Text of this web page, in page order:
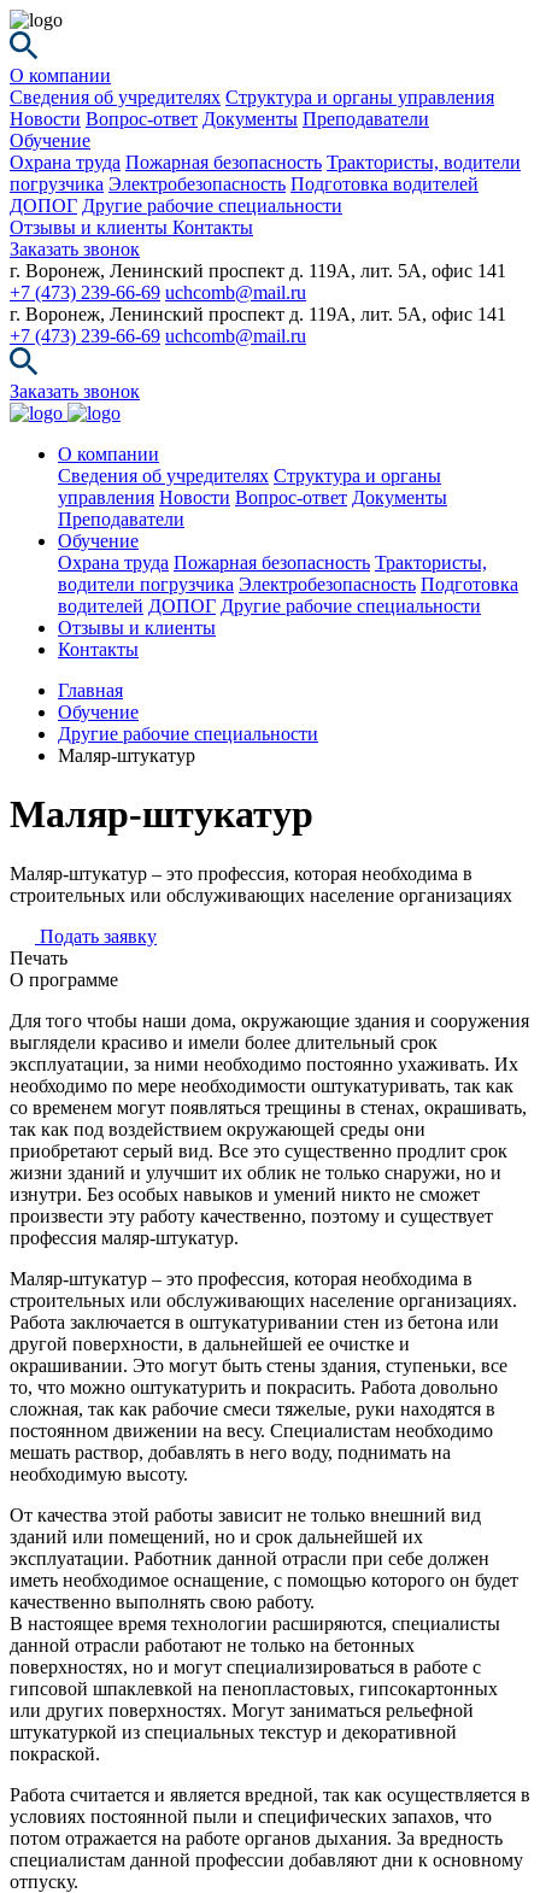
О компании
Сведения об учредителях Структура и органы управления
Новости Вопрос-ответ Документы Преподаватели
Обучение
Охрана труда Пожарная безопасность Трактористы, водители
погрузчика Электробезопасность Подготовка водителей
ДОПОГ Другие рабочие специальности
Отзывы и клиенты Контакты
Заказать звонок
г. Воронеж, Ленинский проспект д. 119А, лит. 5А, офис 141
+7 (473) 239-66-69 uchcomb@mail.ru
г. Воронеж, Ленинский проспект д. 119А, лит. 5А, офис 141
+7 (473) 239-66-69 uchcomb@mail.ru
Заказать звонок
О компании
Сведения об учредителях Структура и органы
управления Новости Вопрос-ответ Документы
Преподаватели
Обучение
Охрана труда Пожарная безопасность Трактористы,
водители погрузчика Электробезопасность Подготовка
водителей ДОПОГ Другие рабочие специальности
Отзывы и клиенты
Контакты
Главная
Обучение
Другие рабочие специальности
Маляр-штукатур
Маляр-штукатур
Маляр-штукатур – это профессия, которая необходима в
строительных или обслуживающих население организациях
Подать заявку
Печать
О программе
Для того чтобы наши дома, окружающие здания и сооружения
выглядели красиво и имели более длительный срок
эксплуатации, за ними необходимо постоянно ухаживать. Их
необходимо по мере необходимости оштукатуривать, так как
со временем могут появляться трещины в стенах, окрашивать,
так как под воздействием окружающей среды они
приобретают серый вид. Все это существенно продлит срок
жизни зданий и улучшит их облик не только снаружи, но и
изнутри. Без особых навыков и умений никто не сможет
произвести эту работу качественно, поэтому и существует
профессия маляр-штукатур.
Маляр-штукатур – это профессия, которая необходима в
строительных или обслуживающих население организациях.
Работа заключается в оштукатуривании стен из бетона или
другой поверхности, в дальнейшей ее очистке и
окрашивании. Это могут быть стены здания, ступеньки, все
то, что можно оштукатурить и покрасить. Работа довольно
сложная, так как рабочие смеси тяжелые, руки находятся в
постоянном движении на весу. Специалистам необходимо
мешать раствор, добавлять в него воду, поднимать на
необходимую высоту.
От качества этой работы зависит не только внешний вид
зданий или помещений, но и срок дальнейшей их
эксплуатации. Работник данной отрасли при себе должен
иметь необходимое оснащение, с помощью которого он будет
качественно выполнять свою работу.
В настоящее время технологии расширяются, специалисты
данной отрасли работают не только на бетонных
поверхностях, но и могут специализироваться в работе с
гипсовой шпаклевкой на пенопластовых, гипсокартонных
или других поверхностях. Могут заниматься рельефной
штукатуркой из специальных текстур и декоративной
покраской.
Работа считается и является вредной, так как осуществляется в
условиях постоянной пыли и специфических запахов, что
потом отражается на работе органов дыхания. За вредность
специалистам данной профессии добавляют дни к основному
отпуску.